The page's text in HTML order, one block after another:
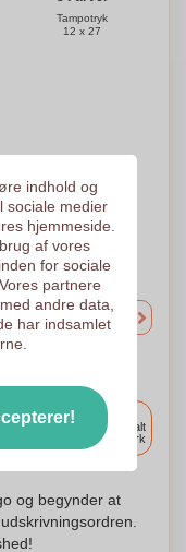
Tampotryk
12 x 27
at vælge
Inkluderet
Levering overalt
i Danmark
og begynder at
indhold og
sociale medier
hjemmeside.
af vores
for sociale
partnere
andre data,
har indsamlet